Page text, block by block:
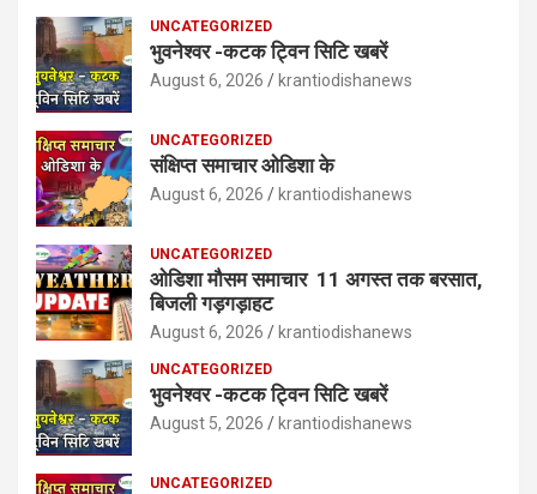
UNCATEGORIZED
भुवनेश्वर -कटक ट्विन सिटि खबरें
August 6, 2026 krantiodishanews
UNCATEGORIZED
संक्षिप्त समाचार ओडिशा के
August 6, 2026 krantiodishanews
UNCATEGORIZED
ओडिशा मौसम समाचार 11 अगस्त तक बरसात,
बिजली गड़गड़ाहट
August 6, 2026 krantiodishanews
UNCATEGORIZED
भुवनेश्वर -कटक ट्विन सिटि खबरें
August 5, 2026 krantiodishanews
UNCATEGORIZED